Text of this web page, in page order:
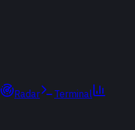
Radar
Terminal